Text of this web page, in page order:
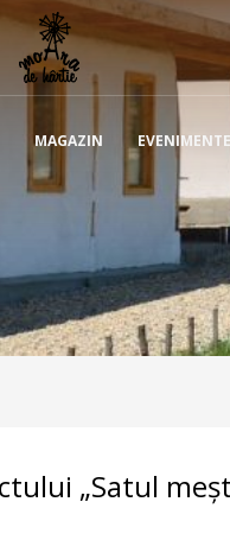
MAGAZIN EVENIMENTE
„Satul